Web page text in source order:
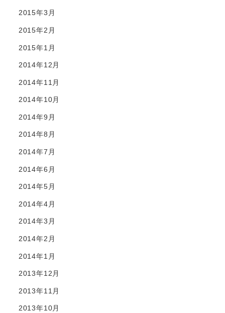
2015年3月
2015年2月
2015年1月
2014年12月
2014年11月
2014年10月
2014年9月
2014年8月
2014年7月
2014年6月
2014年5月
2014年4月
2014年3月
2014年2月
2014年1月
2013年12月
2013年11月
2013年10月